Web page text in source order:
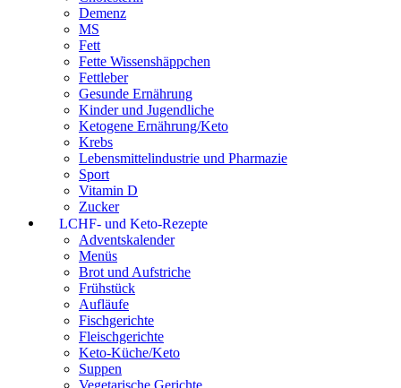
Demenz
MS
Fett
Fette Wissenshäppchen
Fettleber
Gesunde Ernährung
Kinder und Jugendliche
Ketogene Ernährung/Keto
Krebs
Lebensmittelindustrie und Pharmazie
Sport
Vitamin D
Zucker
LCHF- und Keto-Rezepte
Adventskalender
Menüs
Brot und Aufstriche
Frühstück
Aufläufe
Fischgerichte
Fleischgerichte
Keto-Küche/Keto
Suppen
Vegetarische Gerichte